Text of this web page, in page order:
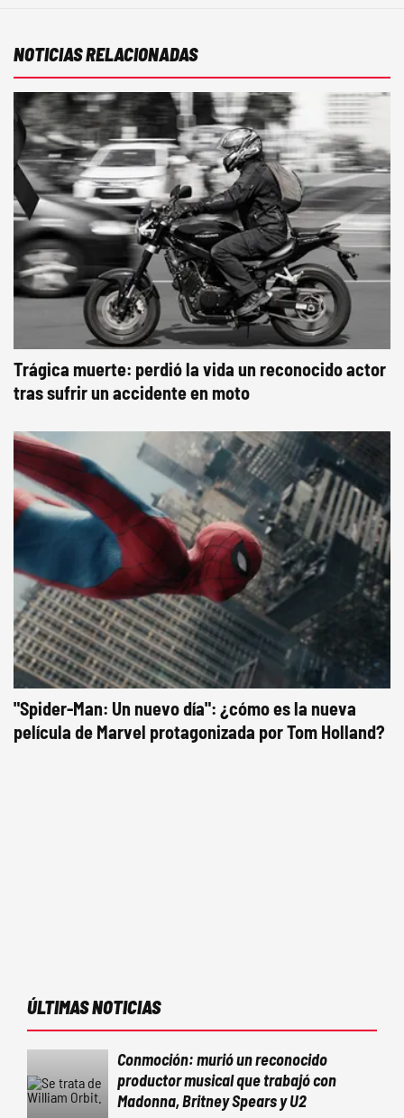
NOTICIAS RELACIONADAS
Trágica muerte: perdió la vida un reconocido actor
tras sufrir un accidente en moto
"Spider-Man: Un nuevo día": ¿cómo es la nueva
película de Marvel protagonizada por Tom Holland?
ÚLTIMAS NOTICIAS
Conmoción: murió un reconocido
productor musical que trabajó con
Madonna, Britney Spears y U2